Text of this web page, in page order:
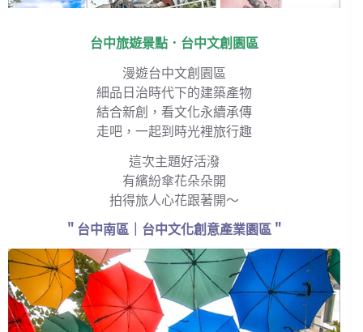
台中旅遊景點．台中文創園區
漫遊台中文創園區
細品日治時代下的建築產物
結合新創，看文化永續承傳
走吧，一起到時光裡旅行趣
這次主題好活潑
有繽紛傘花朵朵開
拍得旅人心花跟著開～
＂台中南區｜台中文化創意產業園區＂